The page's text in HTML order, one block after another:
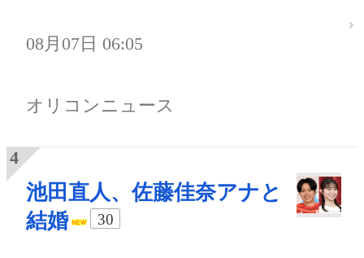
08月07日 06:05
オリコンニュース
池田直人、佐藤佳奈アナと
結婚
30